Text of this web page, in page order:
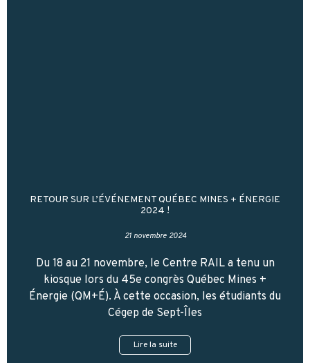
RETOUR SUR L’ÉVÉNEMENT QUÉBEC MINES + ÉNERGIE
2024 !
21 novembre 2024
Du 18 au 21 novembre, le Centre RAIL a tenu un
kiosque lors du 45e congrès Québec Mines +
Énergie (QM+É). À cette occasion, les étudiants du
Cégep de Sept-Îles
Lire la suite